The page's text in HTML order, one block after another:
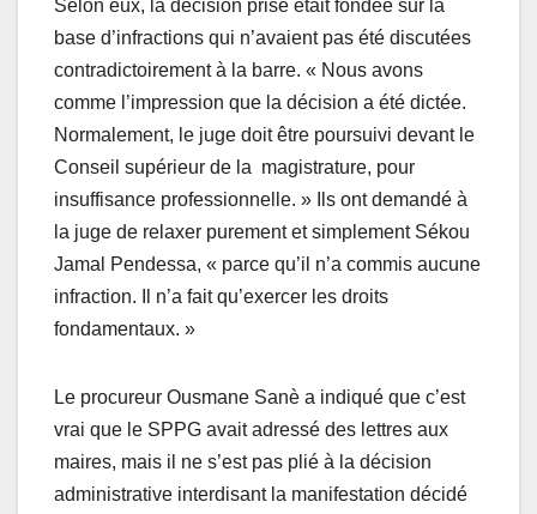
Selon eux, la décision prise était fondée sur la
base d’infractions qui n’avaient pas été discutées
contradictoirement à la barre. « Nous avons
comme l’impression que la décision a été dictée.
Normalement, le juge doit être poursuivi devant le
Conseil supérieur de la magistrature, pour
insuffisance professionnelle. » Ils ont demandé à
la juge de relaxer purement et simplement Sékou
Jamal Pendessa, « parce qu’il n’a commis aucune
infraction. Il n’a fait qu’exercer les droits
fondamentaux. »
Le procureur Ousmane Sanè a indiqué que c’est
vrai que le SPPG avait adressé des lettres aux
maires, mais il ne s’est pas plié à la décision
administrative interdisant la manifestation décidé